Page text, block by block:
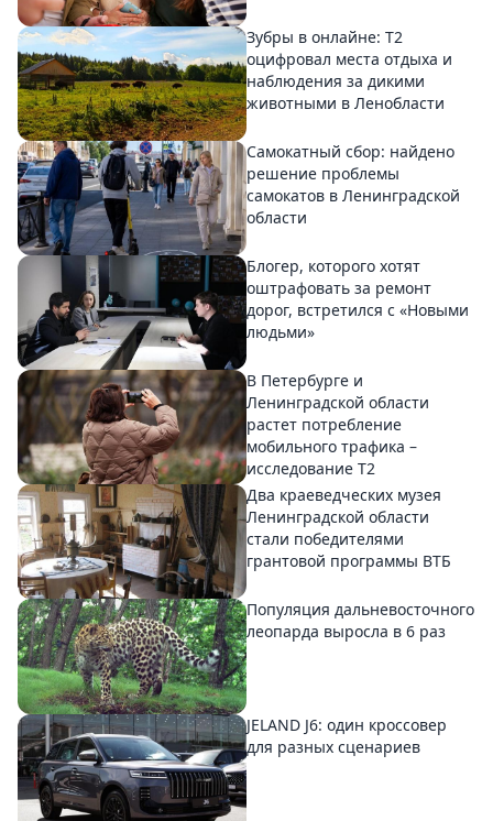
Зубры в онлайне: Т2
оцифровал места отдыха и
наблюдения за дикими
животными в Ленобласти
Самокатный сбор: найдено
решение проблемы
самокатов в Ленинградской
области
Блогер, которого хотят
оштрафовать за ремонт
дорог, встретился с «Новыми
людьми»
В Петербурге и
Ленинградской области
растет потребление
мобильного трафика –
исследование T2
Два краеведческих музея
Ленинградской области
стали победителями
грантовой программы ВТБ
Популяция дальневосточного
леопарда выросла в 6 раз
JELAND J6: один кроссовер
для разных сценариев